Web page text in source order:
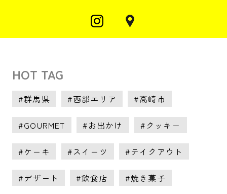
HOT TAG
群馬県 西部エリア 高崎市
GOURMET お出かけ クッキー
ケーキ スイーツ テイクアウト
デザート 飲食店 焼き菓子